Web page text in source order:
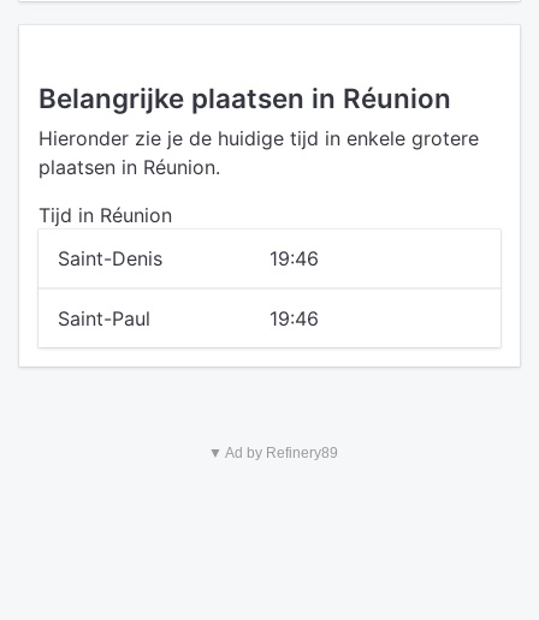
Belangrijke plaatsen in Réunion
Hieronder zie je de huidige tijd in enkele grotere
plaatsen in Réunion.
Tijd in Réunion
Saint-Denis
19:46
Saint-Paul 19:46
▼ Ad by Refinery89